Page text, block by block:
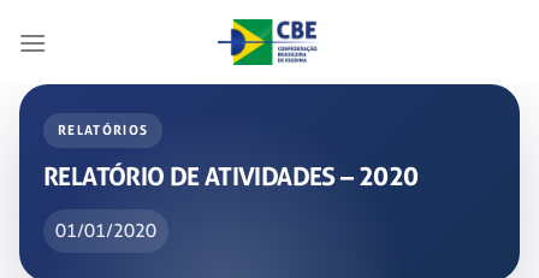
RELATÓRIOS
RELATÓRIO DE ATIVIDADES – 2020
01/01/2020